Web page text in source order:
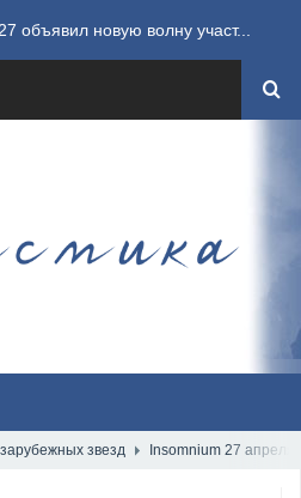
объявил новую волну участ...
на большие экраны с новым ко...
Air 2026 полностью переходи...
HAMMER FEST впервые...
звезд Insomnium 27 апреля